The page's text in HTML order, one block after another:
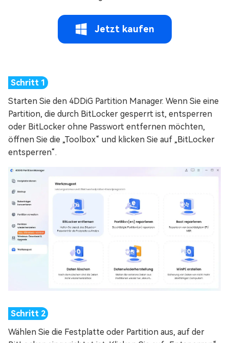
Jetzt kaufen
Starten Sie den 4DDiG Partition Manager. Wenn Sie eine
Partition, die durch BitLocker gesperrt ist, entsperren
oder BitLocker ohne Passwort entfernen möchten,
öffnen Sie die „Toolbox“ und klicken Sie auf „BitLocker
entsperren“.
Wählen Sie die Festplatte oder Partition aus, auf der